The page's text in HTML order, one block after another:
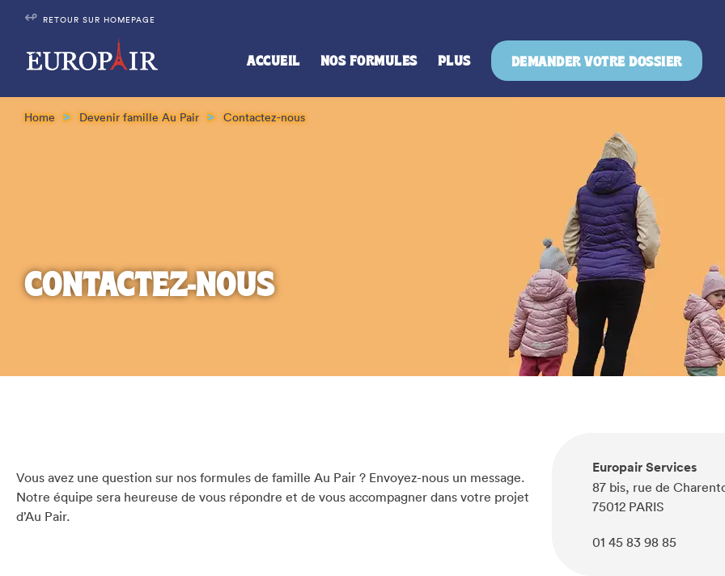
Panneau de gestion des cookies
content
↫ RETOUR SUR HOMEPAGE
ACCUEIL NOS FORMULES PLUS DEMANDER VOTRE DOSSIER
Home Devenir famille Au Pair Contactez-nous
CONTACTEZ-NOUS
Vous avez une question sur nos formules de famille Au Pair ? Envoyez-nous un message.
Notre équipe sera heureuse de vous répondre et de vous accompagner dans votre projet
d’Au Pair.
Europair Services
87 bis, rue de
75012 PARIS
01 45 83 98 85